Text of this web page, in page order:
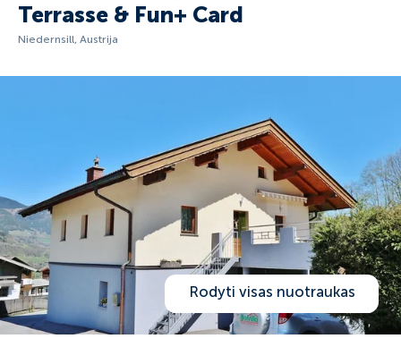
Terrasse & Fun+ Card
Niedernsill, Austrija
Rodyti visas nuotraukas